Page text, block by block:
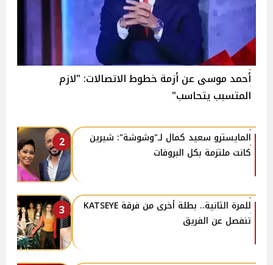
أحمد موسى عن أزمة خطوط الاتصالات: "لازم
المتسبب يتحاسب"
2
المايسترو سعيد كمال لـ"وشوشة": شيرين
كانت ملتزمة بكل البروفات
3
للمرة الثانية.. بطلة أخرى من فرقة KATSEYE
تنفصل عن الفريق